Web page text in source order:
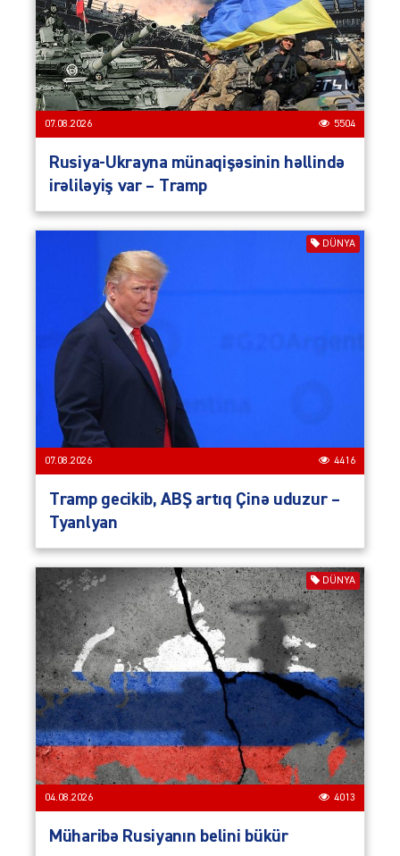
07.08.2026 5504
Rusiya-Ukrayna münaqişəsinin həllində
irəliləyiş var – Tramp
DÜNYA
07.08.2026 4416
Tramp gecikib, ABŞ artıq Çinə uduzur –
Tyanlyan
DÜNYA
04.08.2026 4013
Müharibə Rusiyanın belini bükür